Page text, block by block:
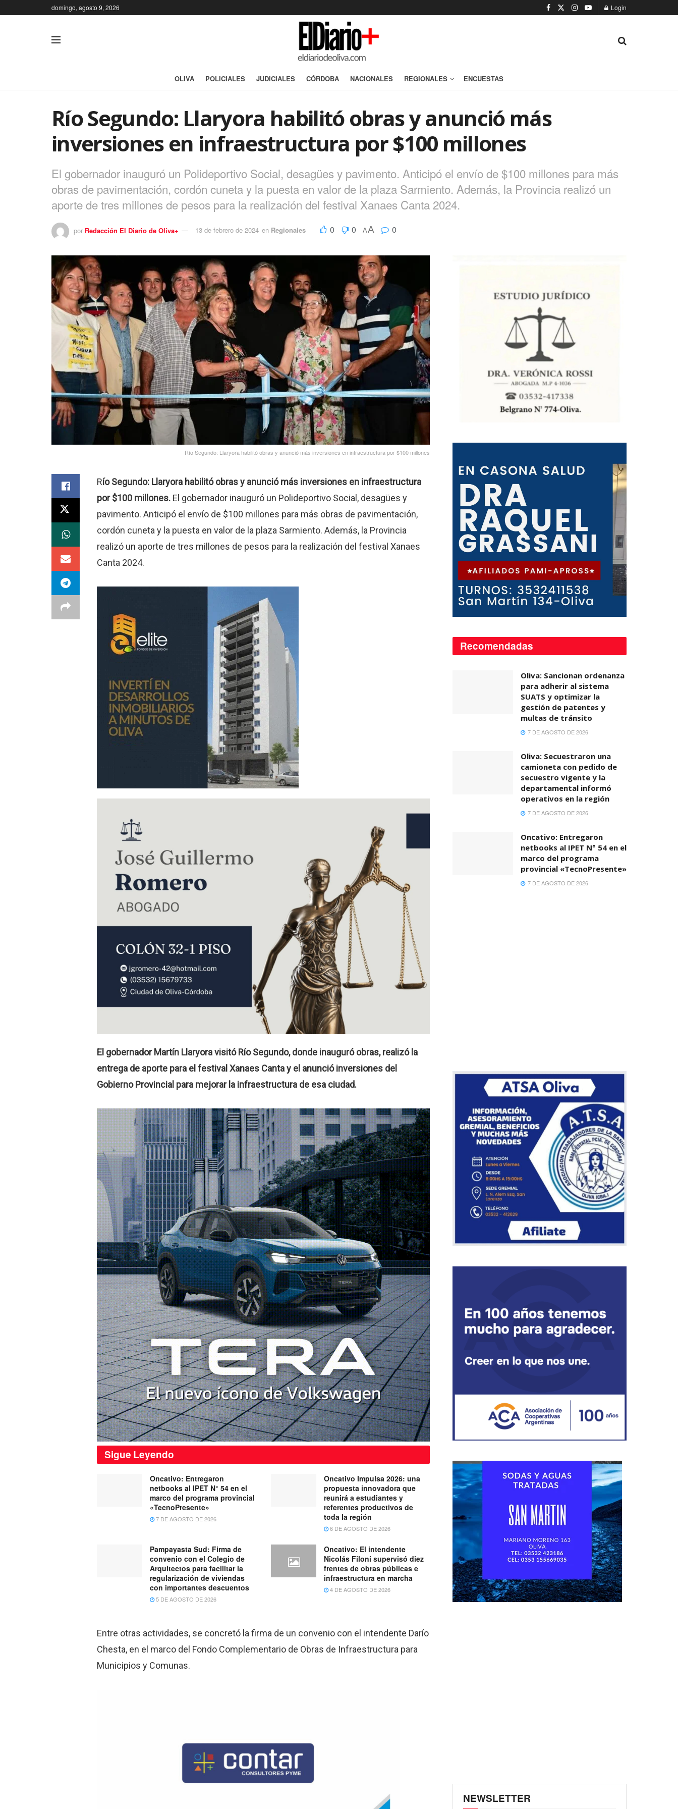
domingo, agosto 9, 2026 Login
OLIVA POLICIALES JUDICIALES CÓRDOBA NACIONALES REGIONALES ENCUESTAS
Río Segundo: Llaryora habilitó obras y anunció más
inversiones en infraestructura por $100 millones
El gobernador inauguró un Polideportivo Social, desagües y pavimento. Anticipó el envío de $100 millones para más
obras de pavimentación, cordón cuneta y la puesta en valor de la plaza Sarmiento. Además, la Provincia realizó un
aporte de tres millones de pesos para la realización del festival Xanaes Canta 2024.
por Redacción El Diario de Oliva+ 13 de febrero de 2024 en Regionales 0 0 AA 0
Río Segundo: Llaryora habilitó obras y anunció más inversiones en infraestructura por $100 millones
Río Segundo: Llaryora habilitó obras y anunció más inversiones en infraestructura
por $100 millones. El gobernador inauguró un Polideportivo Social, desagües y
pavimento. Anticipó el envío de $100 millones para más obras de pavimentación,
cordón cuneta y la puesta en valor de la plaza Sarmiento. Además, la Provincia
realizó un aporte de tres millones de pesos para la realización del festival Xanaes
Canta 2024.
El gobernador Martín Llaryora visitó Río Segundo, donde inauguró obras, realizó la
entrega de aporte para el festival Xanaes Canta y el anunció inversiones del
Gobierno Provincial para mejorar la infraestructura de esa ciudad.
Sigue Leyendo
Oncativo: Entregaron
netbooks al IPET N° 54 en el
marco del programa provincial
«TecnoPresente»
7 DE AGOSTO DE 2026
Oncativo Impulsa 2026: una
propuesta innovadora que
reunirá a estudiantes y
referentes productivos de
toda la región
6 DE AGOSTO DE 2026
Pampayasta Sud: Firma de
convenio con el Colegio de
Arquitectos para facilitar la
regularización de viviendas
con importantes descuentos
5 DE AGOSTO DE 2026
Oncativo: El intendente
Nicolás Filoni supervisó diez
frentes de obras públicas e
infraestructura en marcha
4 DE AGOSTO DE 2026
Entre otras actividades, se concretó la firma de un convenio con el intendente Darío
Chesta, en el marco del Fondo Complementario de Obras de Infraestructura para
Municipios y Comunas.
Recomendadas
Oliva: Sancionan ordenanza
para adherir al sistema
SUATS y optimizar la
gestión de patentes y
multas de tránsito
7 DE AGOSTO DE 2026
Oliva: Secuestraron una
camioneta con pedido de
secuestro vigente y la
departamental informó
operativos en la región
7 DE AGOSTO DE 2026
Oncativo: Entregaron
netbooks al IPET N° 54 en el
marco del programa
provincial «TecnoPresente»
7 DE AGOSTO DE 2026
NEWSLETTER